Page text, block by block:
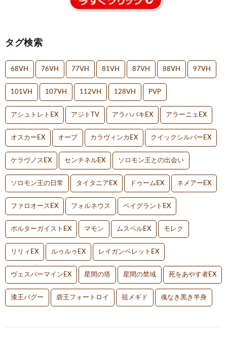
タグ検索
68VH 76VH 77VH 81VH 87VH 88VH 97VH
101VH 107VH 112VH 128VH PVP
アシュトレトEX アジトTV アラハバキEX アラーニェEX
オスカーEX オーブ カラヴィンカEX クイックシルバーEX
ケラヴノスEX センチネルEX ソロモン王との出会い
ソロモン王の日常 タイタニアEX ドゥームEX ネメアーEX
ファロオースEX フォルネウス ベイグラントEX
ポルターガイストEX マモン ムスペルEX モレク
リリィEX ルゥルゥEX レイガンベレットEX
ヴェスパーマインEX 星間の塔 星間の禁域 死をあやす者EX
漆王バグー 砦王フォートロイ 祖メギド 魂なき黒き半身